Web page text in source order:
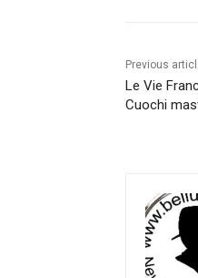
Previous
Le Vie
Cuochi